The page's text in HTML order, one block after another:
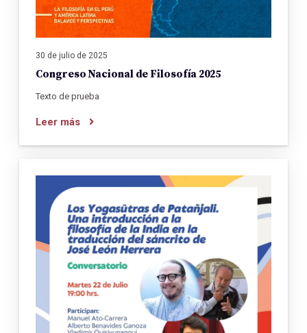
30 de julio de 2025
Congreso Nacional de Filosofía 2025
Texto de prueba
Leer más